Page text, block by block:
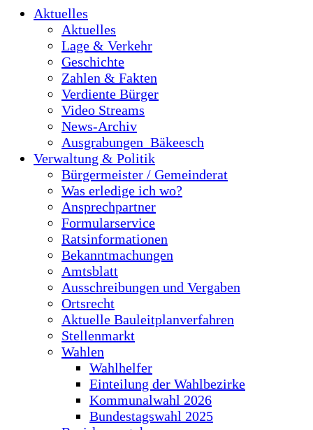
Aktuelles
Aktuelles
Lage & Verkehr
Geschichte
Zahlen & Fakten
Verdiente Bürger
Video Streams
News-Archiv
Ausgrabungen_Bäkeesch
Verwaltung & Politik
Bürgermeister / Gemeinderat
Was erledige ich wo?
Ansprechpartner
Formularservice
Ratsinformationen
Bekanntmachungen
Amtsblatt
Ausschreibungen und Vergaben
Ortsrecht
Aktuelle Bauleitplanverfahren
Stellenmarkt
Wahlen
Wahlhelfer
Einteilung der Wahlbezirke
Kommunalwahl 2026
Bundestagswahl 2025